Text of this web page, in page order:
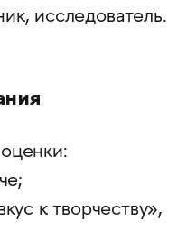
исследователь.
к творчеству»,